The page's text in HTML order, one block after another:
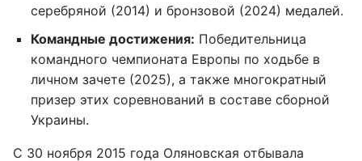
серебряной (2014) и бронзовой (2024) медалей.
Командные достижения: Победительница
командного чемпионата Европы по ходьбе в
личном зачете (2025), а также многократный
призер этих соревнований в составе сборной
Украины.
С 30 ноября 2015 года Оляновская отбывала